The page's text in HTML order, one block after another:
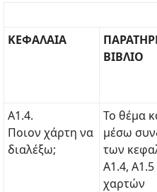
ΚΕΦΑΛΑΙΑ
ΒΙΒΛΙΟ
Α1.4.
Ποιον χάρτη να
διαλέξω;
Το θέμα
μέσω
των
Α1.4, Α1.5
χαρτών